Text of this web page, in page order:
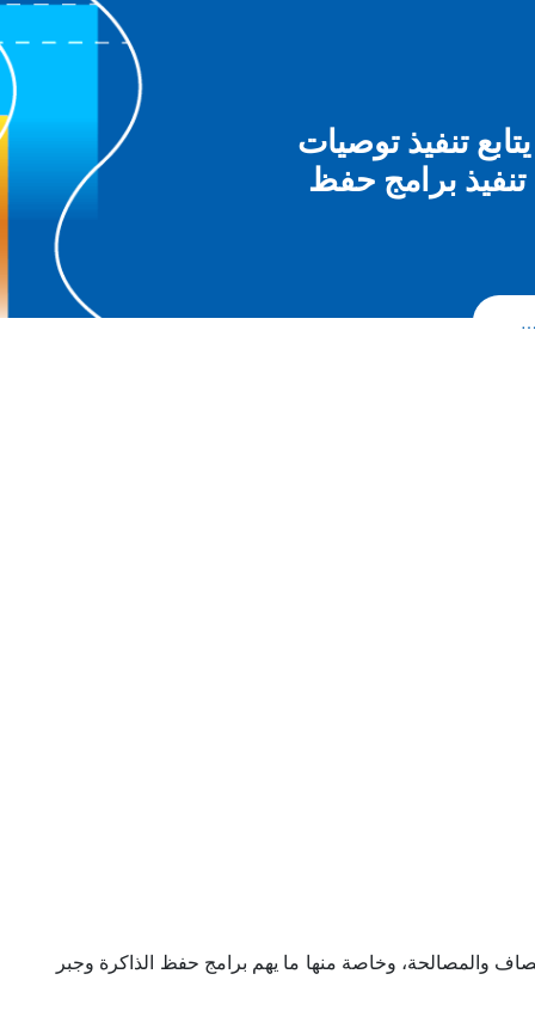
يتابع تنفيذ توصيات
تنفيذ برامج حفظ
الصادرة عن هيئة الإنصاف والمصالحة، وخاصة منها ما يهم برامج حفظ الذاكرة وجبر